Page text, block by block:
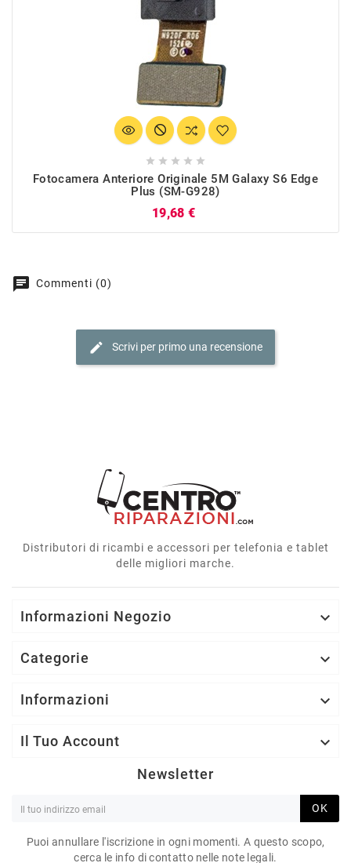
    
Fotocamera Anteriore Originale 5M Galaxy S6 Edge
Plus (SM-G928)
19,68 €
chat Commenti (0)
edit Scrivi per primo una recensione
Distributori di ricambi e accessori per telefonia e tablet
delle migliori marche.
Informazioni Negozio 
Categorie 
Informazioni 
Il Tuo Account 
Newsletter
OK
Puoi annullare l'iscrizione in ogni momenti. A questo scopo,
cerca le info di contatto nelle note legali.